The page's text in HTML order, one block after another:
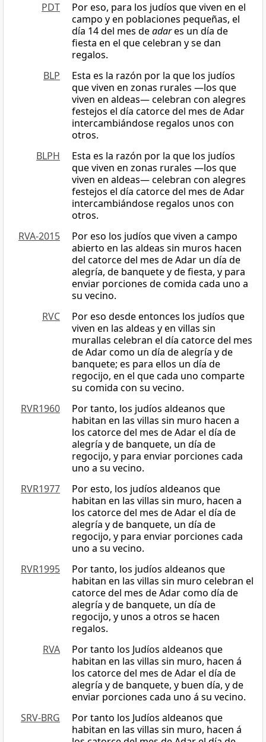
PDT
Por eso, para los judíos que viven en el
campo y en poblaciones pequeñas, el
día 14 del mes deadares un día de
fiesta en el que celebran y se dan
regalos.
BLP
Esta es la razón por la que los judíos
que viven en zonas rurales —los que
viven en aldeas— celebran con alegres
festejos el día catorce del mes de Adar
intercambiándose regalos unos con
otros.
BLPH
Esta es la razón por la que los judíos
que viven en zonas rurales —los que
viven en aldeas— celebran con alegres
festejos el día catorce del mes de Adar
intercambiándose regalos unos con
otros.
RVA-2015
Por eso los judíos que viven a campo
abierto en las aldeas sin muros hacen
del catorce del mes de Adar un día de
alegría, de banquete y de fiesta, y para
enviar porciones de comida cada uno a
su vecino.
RVC
Por eso desde entonces los judíos que
viven en las aldeas y en villas sin
murallas celebran el día catorce del mes
de Adar como un día de alegría y de
banquete; es para ellos un día de
regocijo, en el que cada uno comparte
su comida con su vecino.
RVR1960
Por tanto, los judíos aldeanos que
habitan en las villas sin muro hacen a
los catorce del mes de Adar el día de
alegría y de banquete, un día de
regocijo, y para enviar porciones cada
uno a su vecino.
RVR1977
Por esto, los judíos aldeanos que
habitan en las villas sin muro, hacen a
los catorce del mes de Adar el día de
alegría y de banquete, un día de
regocijo, y para enviar porciones cada
uno a su vecino.
RVR1995
Por tanto, los judíos aldeanos que
habitan en las villas sin muro celebran el
catorce del mes de Adar como día de
alegría y de banquete, un día de
regocijo, y unos a otros se hacen
regalos.
RVA
Por tanto los Judíos aldeanos que
habitan en las villas sin muro, hacen á
los catorce del mes de Adar el día de
alegría y de banquete, y buen día, y de
enviar porciones cada uno á su vecino.
SRV-BRG
Por tanto los Judíos aldeanos que
habitan en las villas sin muro, hacen á